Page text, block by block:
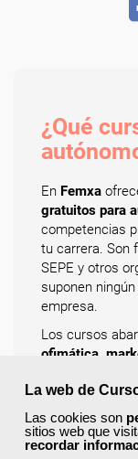
La web de
Las cookies son
sitios web que
recordar
¿Qué
En Femxa
gratuitos para
competencias
tu carrera. Son
SEPE y otros
suponen
empresa.
Los cursos
ofimática,
comercio,
gestión
programas
prácticos y